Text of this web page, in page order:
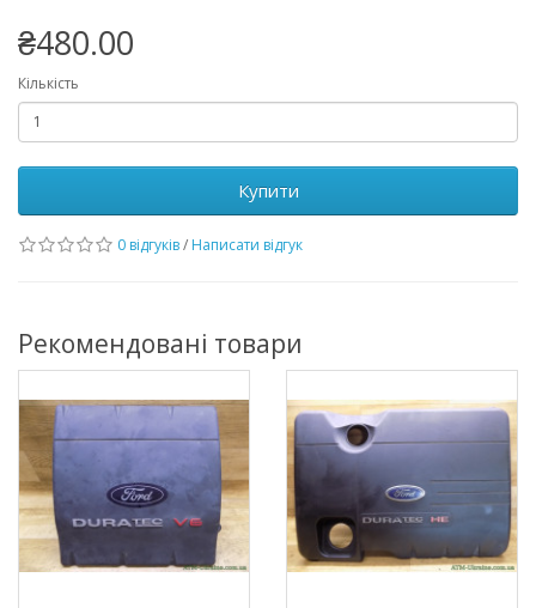
₴480.00
Кількість
Купити
0 відгуків/ Написати відгук
Рекомендовані товари